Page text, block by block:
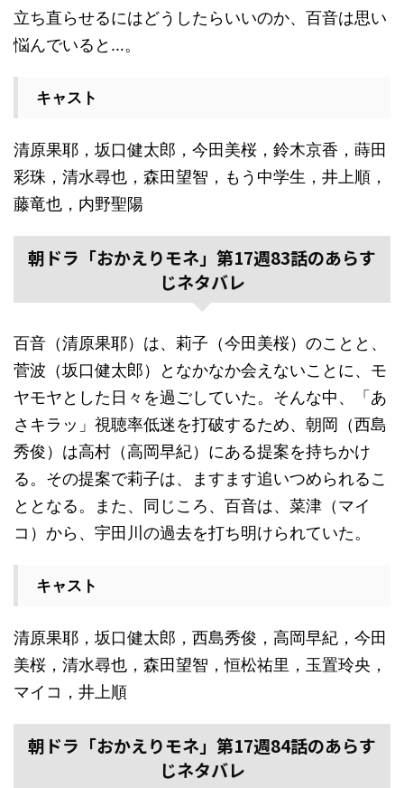
立ち直らせるにはどうしたらいいのか、百音は思い
悩んでいると…。
キャスト
清原果耶，坂口健太郎，今田美桜，鈴木京香，蒔田
彩珠，清水尋也，森田望智，もう中学生，井上順，
藤竜也，内野聖陽
朝ドラ「おかえりモネ」第17週83話のあらす
じネタバレ
百音（清原果耶）は、莉子（今田美桜）のことと、
菅波（坂口健太郎）となかなか会えないことに、モ
ヤモヤとした日々を過ごしていた。そんな中、「あ
さキラッ」視聴率低迷を打破するため、朝岡（西島
秀俊）は高村（高岡早紀）にある提案を持ちかけ
る。その提案で莉子は、ますます追いつめられるこ
ととなる。また、同じころ、百音は、菜津（マイ
コ）から、宇田川の過去を打ち明けられていた。
キャスト
清原果耶，坂口健太郎，西島秀俊，高岡早紀，今田
美桜，清水尋也，森田望智，恒松祐里，玉置玲央，
マイコ，井上順
朝ドラ「おかえりモネ」第17週84話のあらす
じネタバレ